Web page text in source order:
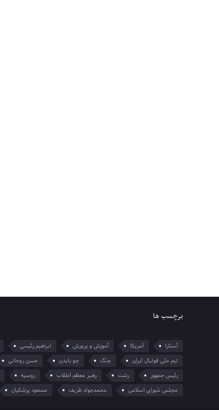
برچسب ها
آستارا آمریکا آموزش و پرورش ابراهیم رئیسی
تیم ملی فوتبال ایران
جنگ جو بایدن حسن روحانی
رئیس جمهور
رشت رهبر معظم انقلاب روسیه
مجلس شورای اسلامی
محمدجواد ظریف مسعود پزشکیان